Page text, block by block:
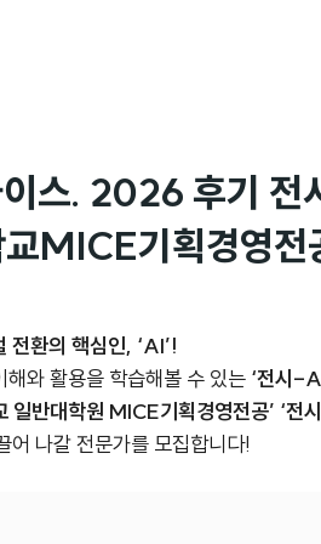
스. 2026 후기 전
MICE기획경영전
전환의 핵심인, ‘AI’!
해와 활용을 학습해볼 수 있는 ‘전시-
일반대학원 MICE기획경영전공’ ‘전
어 나갈 전문가를 모집합니다!